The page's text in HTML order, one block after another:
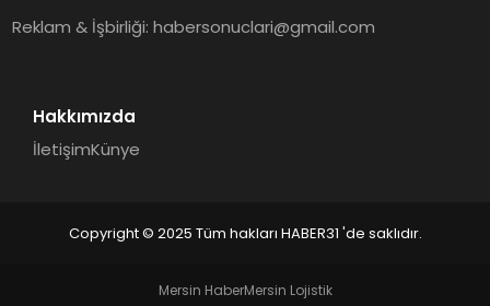
Reklam & İşbirliği:habersonuclari@gmail.com
Hakkımızda
İletişimKünye
Copyright © 2025 Tüm hakları HABER31 'de saklıdır.
Mersin HaberMersin Lojistik